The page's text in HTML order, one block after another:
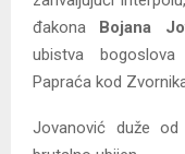
đakona Bojana
ubistva bogoslova
Papraća kod
Jovanović duže